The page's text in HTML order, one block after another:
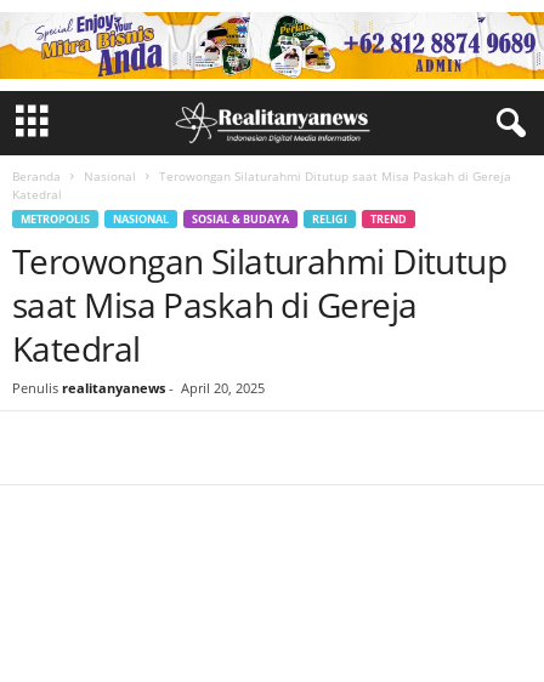
Beranda Nasional
Terowongan Silaturahmi Ditutup saat Misa Paskah di Gereja
Katedral
METROPOLIS NASIONAL SOSIAL & BUDAYA RELIGI TREND
Terowongan Silaturahmi Ditutup
saat Misa Paskah di Gereja
Katedral
Penulis realitanyanews - April 20, 2025